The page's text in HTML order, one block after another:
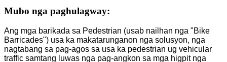
Mubo nga paghulagway:
Ang mga barikada sa Pedestrian (usab nailhan nga "Bike
Barricades") usa ka makatarunganon nga solusyon, nga
nagtabang sa pag-agos sa usa ka pedestrian ug vehicular
traffic samtang luwas nga pag-angkon sa mga higpit nga